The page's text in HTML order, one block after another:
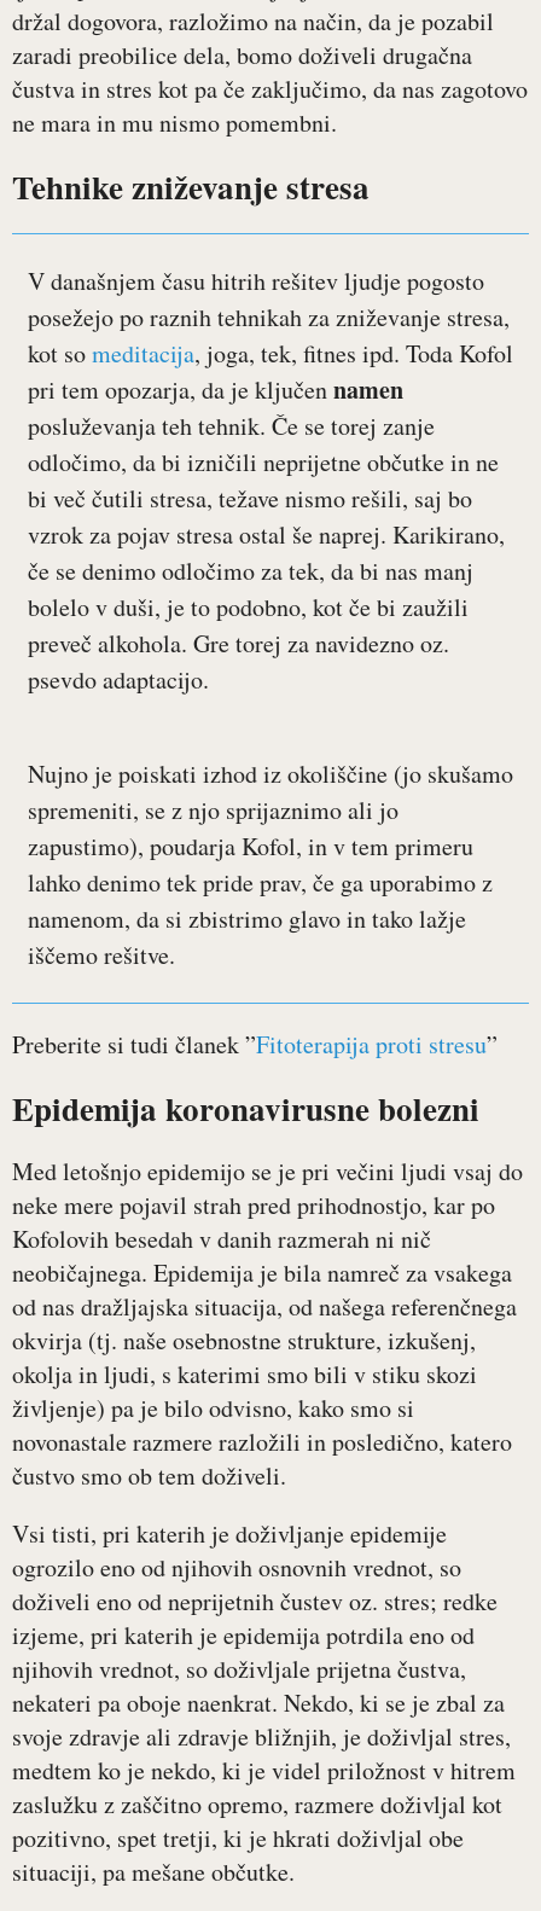
držal dogovora, razložimo na način, da je pozabil
zaradi preobilice dela, bomo doživeli drugačna
čustva in stres kot pa če zaključimo, da nas zagotovo
ne mara in mu nismo pomembni.
Tehnike zniževanje stresa
V današnjem času hitrih rešitev ljudje pogosto
posežejo po raznih tehnikah za zniževanje stresa,
kot someditacija, joga, tek, fitnes ipd. Toda Kofol
pri tem opozarja, da je ključennamen
posluževanja teh tehnik. Če se torej zanje
odločimo, da bi izničili neprijetne občutke in ne
bi več čutili stresa, težave nismo rešili, saj bo
vzrok za pojav stresa ostal še naprej. Karikirano,
če se denimo odločimo za tek, da bi nas manj
bolelo v duši, je to podobno, kot če bi zaužili
preveč alkohola. Gre torej za navidezno oz.
psevdo adaptacijo.
Nujno je poiskati izhod iz okoliščine (jo skušamo
spremeniti, se z njo sprijaznimo ali jo
zapustimo), poudarja Kofol, in v tem primeru
lahko denimo tek pride prav, če ga uporabimo z
namenom, da si zbistrimo glavo in tako lažje
iščemo rešitve.
Preberite si tudi članek ”Fitoterapija proti stresu”
Epidemija koronavirusne bolezni
Med letošnjo epidemijo se je pri večini ljudi vsaj do
neke mere pojavil strah pred prihodnostjo, kar po
Kofolovih besedah v danih razmerah ni nič
neobičajnega. Epidemija je bila namreč za vsakega
od nas dražljajska situacija, od našega referenčnega
okvirja (tj. naše osebnostne strukture, izkušenj,
okolja in ljudi, s katerimi smo bili v stiku skozi
življenje) pa je bilo odvisno, kako smo si
novonastale razmere razložili in posledično, katero
čustvo smo ob tem doživeli.
Vsi tisti, pri katerih je doživljanje epidemije
ogrozilo eno od njihovih osnovnih vrednot, so
doživeli eno od neprijetnih čustev oz. stres; redke
izjeme, pri katerih je epidemija potrdila eno od
njihovih vrednot, so doživljale prijetna čustva,
nekateri pa oboje naenkrat. Nekdo, ki se je zbal za
svoje zdravje ali zdravje bližnjih, je doživljal stres,
medtem ko je nekdo, ki je videl priložnost v hitrem
zaslužku z zaščitno opremo, razmere doživljal kot
pozitivno, spet tretji, ki je hkrati doživljal obe
situaciji, pa mešane občutke.